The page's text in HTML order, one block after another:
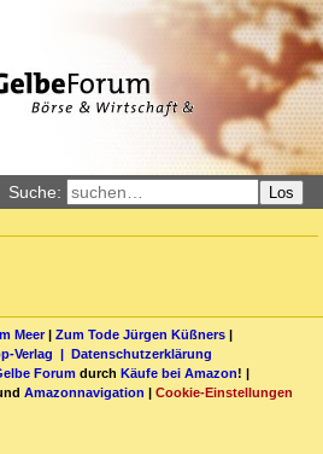
Suche: Los
Meer| Zum Tode Jürgen Küßners |
Verlag | Datenschutzerklärung
Forum durch Käufe bei Amazon! |
Amazonnavigation | Cookie-Einstellungen